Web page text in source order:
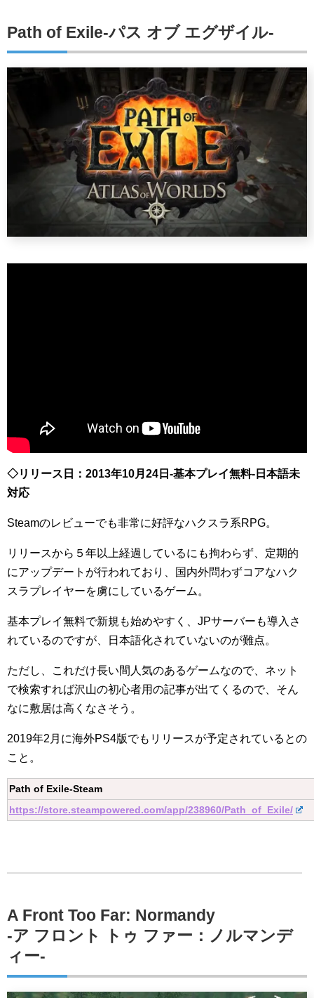
Path of Exile-パス オブ エグザイル-
◇リリース日：2013年10月24日-基本プレイ無料-日本語未
対応
Steamのレビューでも非常に好評なハクスラ系RPG。
リリースから５年以上経過しているにも拘わらず、定期的
にアップデートが行われており、国内外問わずコアなハク
スラプレイヤーを虜にしているゲーム。
基本プレイ無料で新規も始めやすく、JPサーバーも導入さ
れているのですが、日本語化されていないのが難点。
ただし、これだけ長い間人気のあるゲームなので、ネット
で検索すれば沢山の初心者用の記事が出てくるので、そん
なに敷居は高くなさそう。
2019年2月に海外PS4版でもリリースが予定されているとの
こと。
Path of Exile-Steam
https://store.steampowered.com/app/238960/Path_of_Exile/
A Front Too Far: Normandy
-ア フロント トゥ ファー：ノルマンデ
ィー-